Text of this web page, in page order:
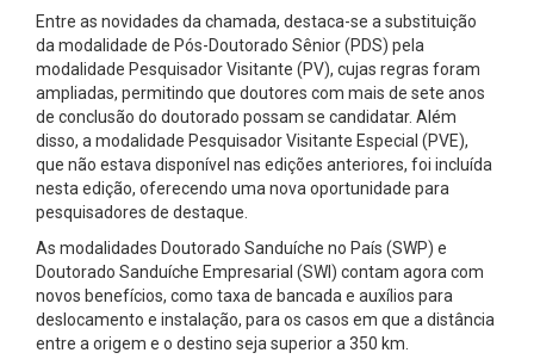
Entre as novidades da chamada, destaca-se a substituição
da modalidade de Pós-Doutorado Sênior (PDS) pela
modalidade Pesquisador Visitante (PV), cujas regras foram
ampliadas, permitindo que doutores com mais de sete anos
de conclusão do doutorado possam se candidatar. Além
disso, a modalidade Pesquisador Visitante Especial (PVE),
que não estava disponível nas edições anteriores, foi incluída
nesta edição, oferecendo uma nova oportunidade para
pesquisadores de destaque.
As modalidades Doutorado Sanduíche no País (SWP) e
Doutorado Sanduíche Empresarial (SWI) contam agora com
novos benefícios, como taxa de bancada e auxílios para
deslocamento e instalação, para os casos em que a distância
entre a origem e o destino seja superior a 350 km.